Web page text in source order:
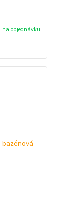
na objednávku